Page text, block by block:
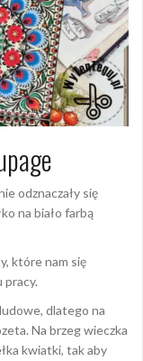
odznaczały się
na biało farbą
które nam się
pracy.
dlatego na
Na brzeg wieczka
kwiatki, tak aby